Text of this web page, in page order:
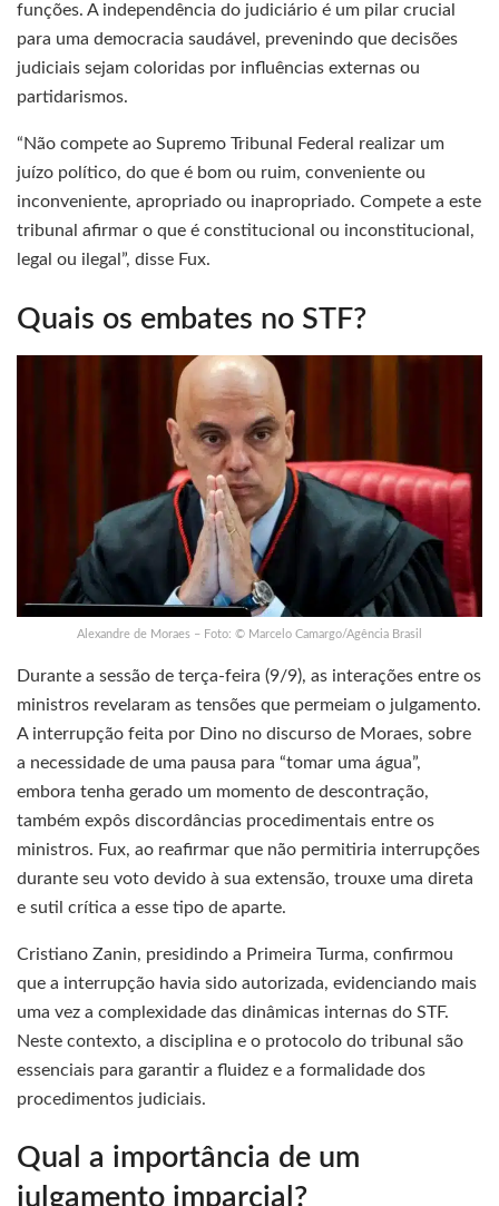
funções. A independência do judiciário é um pilar crucial
para uma democracia saudável, prevenindo que decisões
judiciais sejam coloridas por influências externas ou
partidarismos.
“Não compete ao Supremo Tribunal Federal realizar um
juízo político, do que é bom ou ruim, conveniente ou
inconveniente, apropriado ou inapropriado. Compete a este
tribunal afirmar o que é constitucional ou inconstitucional,
legal ou ilegal”, disse Fux.
Quais os embates no STF?
Alexandre de Moraes – Foto: © Marcelo Camargo/Agência Brasil
Durante a sessão de terça-feira (9/9), as interações entre os
ministros revelaram as tensões que permeiam o julgamento.
A interrupção feita por Dino no discurso de Moraes, sobre
a necessidade de uma pausa para “tomar uma água”,
embora tenha gerado um momento de descontração,
também expôs discordâncias procedimentais entre os
ministros. Fux, ao reafirmar que não permitiria interrupções
durante seu voto devido à sua extensão, trouxe uma direta
e sutil crítica a esse tipo de aparte.
Cristiano Zanin, presidindo a Primeira Turma, confirmou
que a interrupção havia sido autorizada, evidenciando mais
uma vez a complexidade das dinâmicas internas do STF.
Neste contexto, a disciplina e o protocolo do tribunal são
essenciais para garantir a fluidez e a formalidade dos
procedimentos judiciais.
Qual a importância de um
julgamento imparcial?